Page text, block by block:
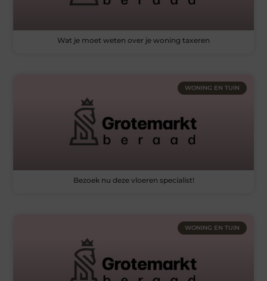
Wat je moet weten over je woning taxeren
WONING EN TUIN
Bezoek nu deze vloeren specialist!
WONING EN TUIN